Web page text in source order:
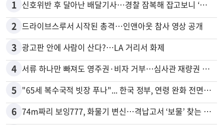
1 신호위반 후 달아난 배달기사…경찰 잠복해 잡고보니 ‘반전’
2 드라이브스루서 시작된 총격…인앤아웃 참사 영상 공개
3 광고판 안에 사람이 산다?…LA 거리서 화제
4 서류 하나만 빠져도 영주권·비자 거부…심사관 재량권 대폭 확대
5 "65세 복수국적 빗장 푸나"... 한국 정부, 연령 완화 전면 추진
6 74m짜리 보잉777, 화물기 변신…격납고서 ‘보물’ 찾는 인천공항